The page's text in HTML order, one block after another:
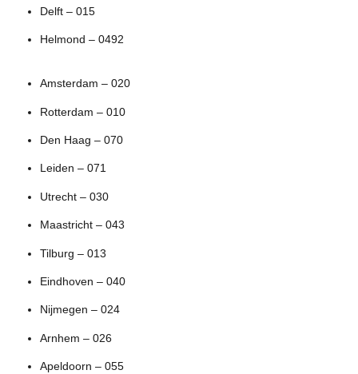
Delft – 015
Helmond – 0492
Amsterdam – 020
Rotterdam – 010
Den Haag – 070
Leiden – 071
Utrecht – 030
Maastricht – 043
Tilburg – 013
Eindhoven – 040
Nijmegen – 024
Arnhem – 026
Apeldoorn – 055